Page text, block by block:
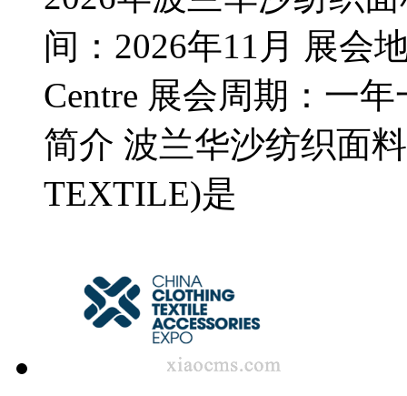
间：2026年11月 展会
Centre 展会周期：一
简介 波兰华沙纺织面
TEXTILE)是